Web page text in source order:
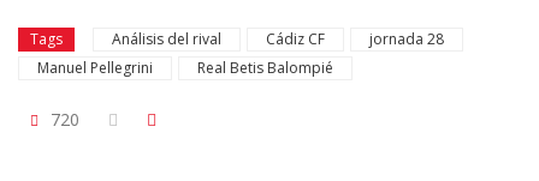
Tags Análisis del rival Cádiz CF
jornada 28
Manuel Pellegrini
Real Betis Balompié
720